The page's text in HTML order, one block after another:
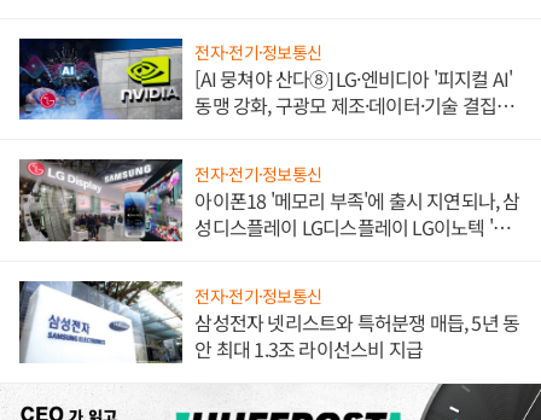
전자·전기·정보통신
[AI 뭉쳐야 산다⑧] LG·엔비디아 '피지컬 AI'
동맹 강화, 구광모 제조·데이터·기술 결집
전자·전기·정보통신
아이폰18 '메모리 부족'에 출시 지연되나, 삼
성디스플레이 LG디스플레이 LG이노텍 '탈
전자·전기·정보통신
삼성전자 넷리스트와 특허분쟁 매듭, 5년 동
안 최대 1.3조 라이선스비 지급